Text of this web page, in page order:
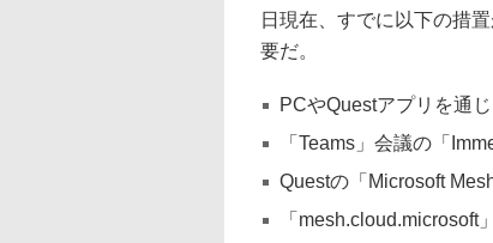
日現在、すでに以下の措
要だ。
PCやQuestアプリを通
「Teams」会議の「
Questの「Microsoft
「mesh.cloud.microsoft